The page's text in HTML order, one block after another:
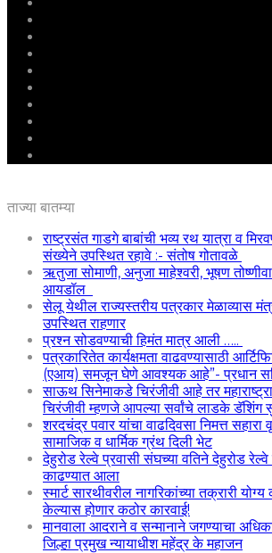
ताज्या बातम्या
राष्ट्रसंत गाडगे बाबांची भव्य रथ यात्रा व
संख्येने उपस्थित रहावे :- संतोष गोतावळे
ऋतुजा सोमाणी, अनुजा माहेश्वरी, भूषण
आयडॉल
सेलू येथील राज्यस्तरीय पत्रकार मेळाव्यास
उपस्थित राहणार
प्रश्न सोडवण्याची हिमंत मात्र आली …..
पत्रकारितेत कार्यक्षमता वाढवण्यासाठी
(एआय) समजून घेणे आवश्यक आहे”- प्रधान
साऊथ सिनेमाकडे चिरंजीवी आहे तर
चिरंजीवी म्हणजे आपल्या सर्वांचे लाडके डॅशिंग
शरदचंद्र पवार यांचा वाढदिवसा निमत्त सहारा
सामाजिक व धार्मिक ग्रंथ दिली भेट
देहुरोड रेल्वे प्रवासी संघच्या वतिने देहुरोड
काढण्यात आला
स्मार्ट सारथीवरील नागरिकांच्या तक्रारी
केल्यास होणार कठोर कारवाई!
मानवाला आदराने व सन्मानाने जगण्याचा
जिल्हा प्रमुख न्यायाधीश महेंद्र के महाजन